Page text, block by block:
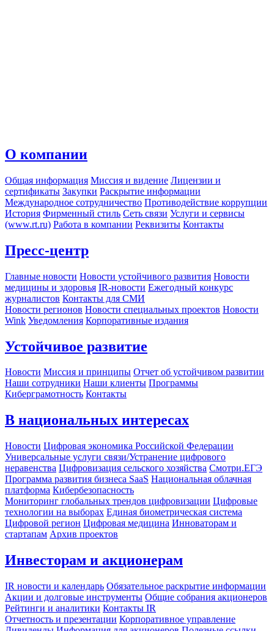
О компании
Общая информация Миссия и видение Лицензии и
сертификаты Закупки Раскрытие информации
Международное сотрудничество Противодействие коррупции
История Фирменный стиль Сеть связи Услуги и сервисы
(www.rt.ru) Работа в компании Реквизиты Контакты
Пресс-центр
Главные новости Новости устойчивого развития Новости
медицины и здоровья IR-новости Ежегодный конкурс
журналистов Контакты для СМИ
Новости регионов Новости специальных проектов Новости
Wink Уведомления Корпоративные издания
Устойчивое развитие
Новости Миссия и принципы Отчет об устойчивом развитии
Наши сотрудники Наши клиенты Программы
Киберграмотность Контакты
В национальных интересах
Новости Цифровая экономика Российской Федерации
Универсальные услуги связи/Устранение цифрового
неравенства Цифровизация сельского хозяйства Смотри.ЕГЭ
Программа развития бизнеса SaaS Национальная облачная
платформа Кибербезопасность
Мониторинг глобальных трендов цифровизации Цифровые
технологии на выборах Единая биометрическая система
Цифровой регион Цифровая медицина Инноваторам и
стартапам Архив проектов
Инвесторам и акционерам
IR новости и календарь Обязательное раскрытие информации
Акции и долговые инструменты Общие собрания акционеров
Рейтинги и аналитики Контакты IR
Отчетность и презентации Корпоративное управление